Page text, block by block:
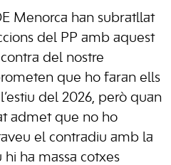
Menorca han subratllat
del PP amb aquest
del nostre
que ho faran ells
del 2026, però quan
admet que no ho
el contradiu amb la
ha massa cotxes